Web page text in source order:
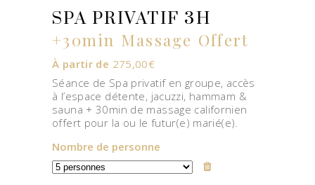
SPA PRIVATIF 3H
+30min Massage Offert
À partir de 275,00€
Séance de Spa privatif en groupe, accès
à l’espace détente, jacuzzi, hammam &
sauna + 30min de massage californien
offert pour la ou le futur(e) marié(e).
Nombre de personne